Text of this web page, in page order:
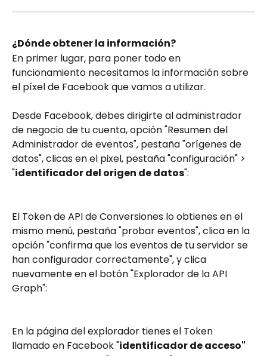
¿Dónde obtener la información?
En primer lugar, para poner todo en
funcionamiento necesitamos la información sobre
el píxel de Facebook que vamos a utilizar.
Desde Facebook, debes dirigirte al administrador
de negocio de tu cuenta, opción "Resumen del
Administrador de eventos", pestaña "orígenes de
datos", clicas en el pixel, pestaña "configuración" >
"identificador del origen de datos":
El Token de API de Conversiones lo obtienes en el
mismo menú, pestaña "probar eventos", clica en la
opción "confirma que los eventos de tu servidor se
han configurador correctamente", y clica
nuevamente en el botón "Explorador de la API
Graph":
En la página del explorador tienes el Token
llamado en Facebook "identificador de acceso"